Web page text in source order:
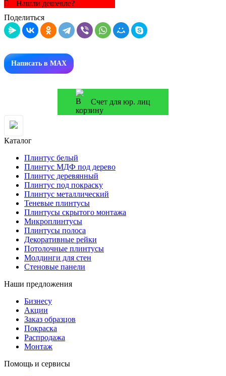
Нашли дешевле?
Поделиться
Написать в MAX
Счет для юр. лиц
Каталог
Плинтус белый
Плинтус МДФ под дерево
Плинтус деревянный
Плинтус под покраску
Плинтус металлический
Теневые плинтусы
Плинтусы скрытого монтажа
Микроплинтусы
Плинтусы полоса
Декоративные рейки
Потолочные плинтусы
Молдинги для стен
Стеновые панели
Наши предложения
Бизнесу
Акции
Заказ образцов
Покраска
Распродажа
Монтаж
Помощь и сервисы